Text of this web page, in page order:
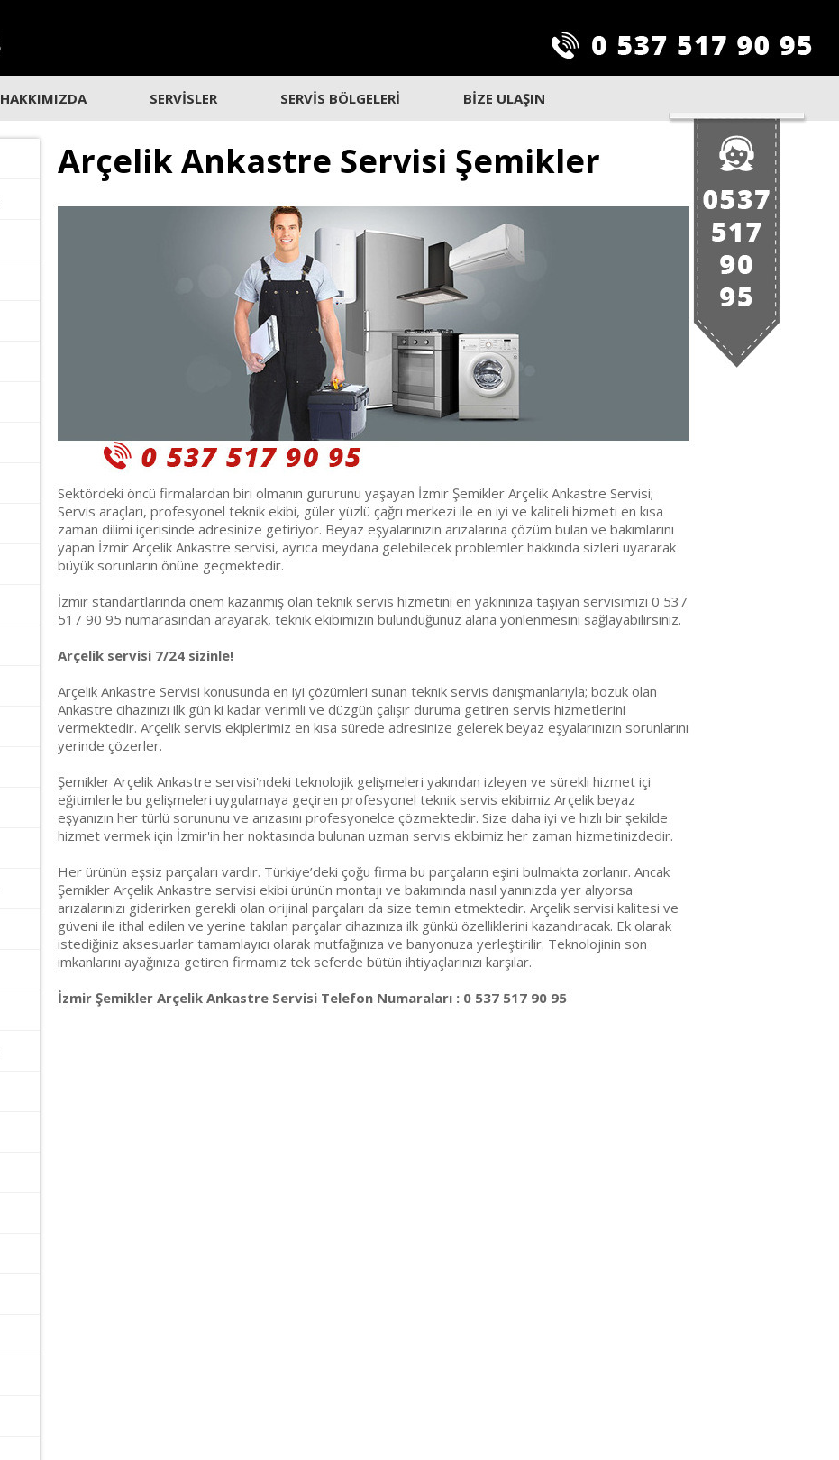
HAKKIMIZDA SERVİSLER SERVİS BÖLGELERİ BİZE ULAŞIN
Arçelik Ankastre Servisi Şemikler
Sektördeki öncü firmalardan biri olmanın gururunu yaşayan İzmir Şemikler Arçelik Ankastre Servisi;
Servis araçları, profesyonel teknik ekibi, güler yüzlü çağrı merkezi ile en iyi ve kaliteli hizmeti en kısa
zaman dilimi içerisinde adresinize getiriyor. Beyaz eşyalarınızın arızalarına çözüm bulan ve bakımlarını
yapan İzmir Arçelik Ankastre servisi, ayrıca meydana gelebilecek problemler hakkında sizleri uyararak
büyük sorunların önüne geçmektedir.
İzmir standartlarında önem kazanmış olan teknik servis hizmetini en yakınınıza taşıyan servisimizi 0 537
517 90 95 numarasından arayarak, teknik ekibimizin bulunduğunuz alana yönlenmesini sağlayabilirsiniz.
Arçelik servisi 7/24 sizinle!
Arçelik Ankastre Servisi konusunda en iyi çözümleri sunan teknik servis danışmanlarıyla; bozuk olan
Ankastre cihazınızı ilk gün ki kadar verimli ve düzgün çalışır duruma getiren servis hizmetlerini
vermektedir. Arçelik servis ekiplerimiz en kısa sürede adresinize gelerek beyaz eşyalarınızın sorunlarını
yerinde çözerler.
Şemikler Arçelik Ankastre servisi'ndeki teknolojik gelişmeleri yakından izleyen ve sürekli hizmet içi
eğitimlerle bu gelişmeleri uygulamaya geçiren profesyonel teknik servis ekibimiz Arçelik beyaz
eşyanızın her türlü sorununu ve arızasını profesyonelce çözmektedir. Size daha iyi ve hızlı bir şekilde
hizmet vermek için İzmir'in her noktasında bulunan uzman servis ekibimiz her zaman hizmetinizdedir.
Her ürünün eşsiz parçaları vardır. Türkiye’deki çoğu firma bu parçaların eşini bulmakta zorlanır. Ancak
Şemikler Arçelik Ankastre servisi ekibi ürünün montajı ve bakımında nasıl yanınızda yer alıyorsa
arızalarınızı giderirken gerekli olan orijinal parçaları da size temin etmektedir. Arçelik servisi kalitesi ve
güveni ile ithal edilen ve yerine takılan parçalar cihazınıza ilk günkü özelliklerini kazandıracak. Ek olarak
istediğiniz aksesuarlar tamamlayıcı olarak mutfağınıza ve banyonuza yerleştirilir. Teknolojinin son
imkanlarını ayağınıza getiren firmamız tek seferde bütün ihtiyaçlarınızı karşılar.
İzmir Şemikler Arçelik Ankastre Servisi Telefon Numaraları : 0 537 517 90 95